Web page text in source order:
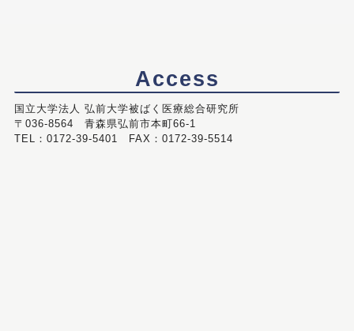
Access
国立大学法人 弘前大学被ばく医療総合研究所
〒036-8564 青森県弘前市本町66-1
TEL：0172-39-5401 FAX：0172-39-5514